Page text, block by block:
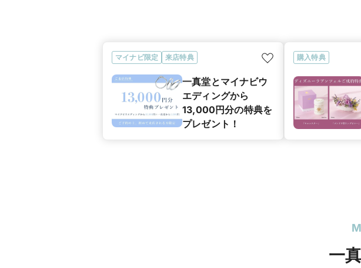
マイナビ限定 来店特典
一真堂とマイナビウ
エディングから
13,000円分の特典を
プレゼント！
購入特典
一